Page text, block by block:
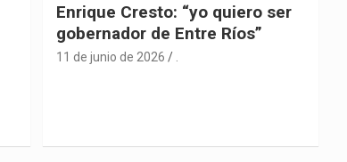
Enrique Cresto: “yo quiero ser
gobernador de Entre Ríos”
11 de junio de 2026